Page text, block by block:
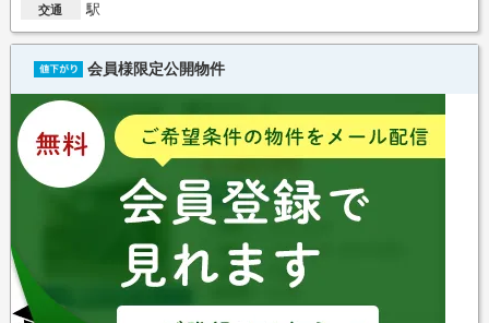
交通 駅
会員様限定公開物件